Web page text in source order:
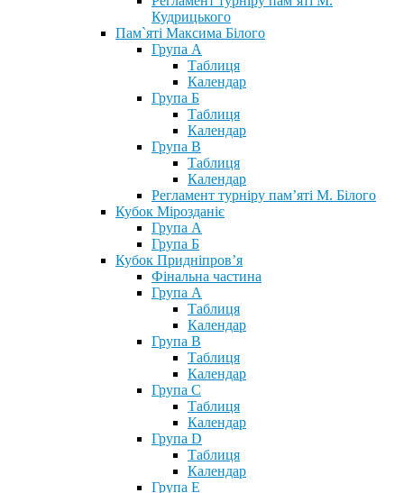
Кудрицького
Пам`яті Максима Білого
Група А
Таблиця
Календар
Група Б
Таблиця
Календар
Група В
Таблиця
Календар
Регламент турніру пам’яті М. Білого
Кубок Мірозданіє
Група А
Група Б
Кубок Придніпров’я
Фінальна частина
Група А
Таблиця
Календар
Група В
Таблиця
Календар
Група С
Таблиця
Календар
Група D
Таблиця
Календар
Група Е